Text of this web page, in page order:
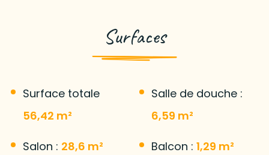
Surfaces
Surface totale
56,42 m²
Salon : 28,6 m²
Salle de douche :
6,59 m²
Balcon : 1,29 m²